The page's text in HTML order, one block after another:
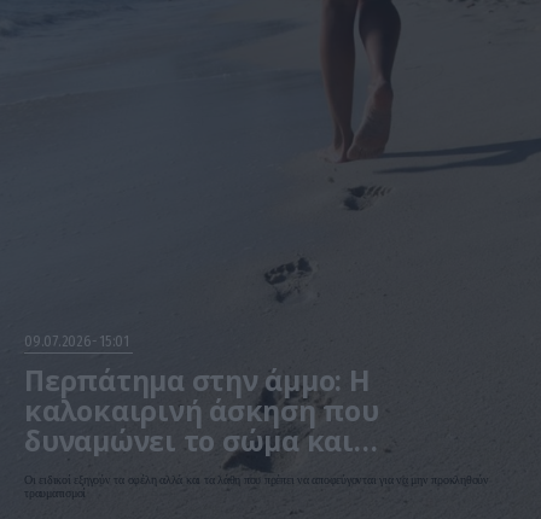
09.07.2026 15:01
Περπάτημα στην άμμο: Η
καλοκαιρινή άσκηση που
δυναμώνει το σώμα και
προστατεύει μετά τα 60
Οι ειδικοί εξηγούν τα οφέλη αλλά και τα λάθη που πρέπει να αποφεύγονται για να μην προκληθούν
τραυματισμοί